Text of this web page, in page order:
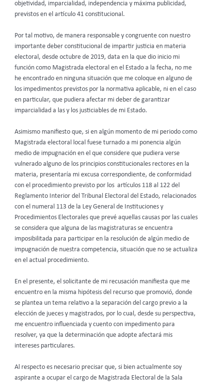
objetividad, imparcialidad, independencia y máxima publicidad,
previstos en el artículo 41 constitucional.
Por tal motivo, de manera responsable y congruente con nuestro
importante deber constitucional de impartir justicia en materia
electoral, desde octubre de 2019, data en la que dio inicio mi
función como Magistrada electoral en el Estado a la fecha, no me
he encontrado en ninguna situación que me coloque en alguno de
los impedimentos previstos por la normativa aplicable, ni en el caso
en particular, que pudiera afectar mi deber de garantizar
imparcialidad a las y los justiciables de mi Estado.
Asimismo manifiesto que, si en algún momento de mi periodo como
Magistrada electoral local fuese turnado a mi ponencia algún
medio de impugnación en el que considere que pudiera verse
vulnerado alguno de los principios constitucionales rectores en la
materia, presentaría mi excusa correspondiente, de conformidad
con el procedimiento previsto por los artículos 118 al 122 del
Reglamento Interior del Tribunal Electoral del Estado, relacionados
con el numeral 113 de la Ley General de Instituciones y
Procedimientos Electorales que prevé aquellas causas por las cuales
se considera que alguna de las magistraturas se encuentra
imposibilitada para participar en la resolución de algún medio de
impugnación de nuestra competencia, situación que no se actualiza
en el actual procedimiento.
En el presente, el solicitante de mi recusación manifiesta que me
encuentro en la misma hipótesis del recurso que promovió, donde
se plantea un tema relativo a la separación del cargo previo a la
elección de jueces y magistrados, por lo cual, desde su perspectiva,
me encuentro influenciada y cuento con impedimento para
resolver, ya que la determinación que adopte afectará mis
intereses particulares.
Al respecto es necesario precisar que, si bien actualmente soy
aspirante a ocupar el cargo de Magistrada Electoral de la Sala